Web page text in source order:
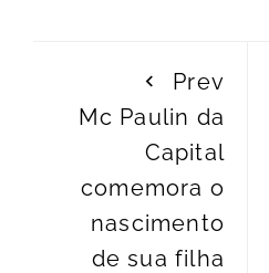
Prev
Mc Paulin da
Capital
comemora o
nascimento
de sua filha